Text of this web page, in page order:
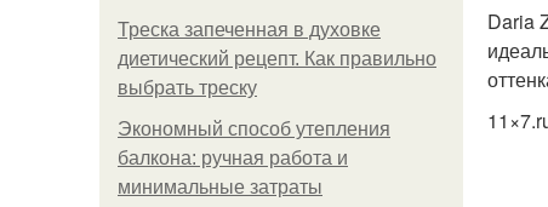
Треска запеченная в духовке
диетический рецепт. Как правильно
выбрать треску
Экономный способ утепления
балкона: ручная работа и
минимальные затраты
Daria